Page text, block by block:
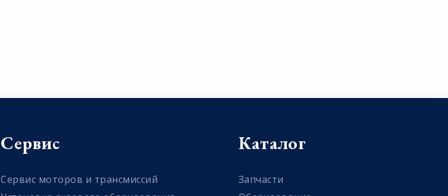
Сервис
Сервис моторов и трансмиссий
Каталог
Запчасти